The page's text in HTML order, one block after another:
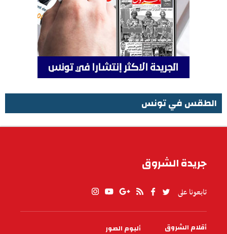
الطقس في تونس
جريدة الشروق
تابعونا على
PIED
أقلام الشروق ألبوم الصور